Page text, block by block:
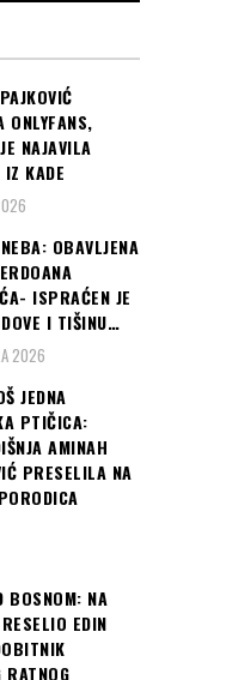
“KOCKASTI” deklasirali
Rusiji
ONLYFANS,
NAJAVILA
KADE
OBAVLJENA
ISPRAĆEN JE
I TIŠINU…
2026
JEDNA
PTIČICA:
AMINAH
PRESELILA NA
BOSNOM: NA
EDIN
RATNOG